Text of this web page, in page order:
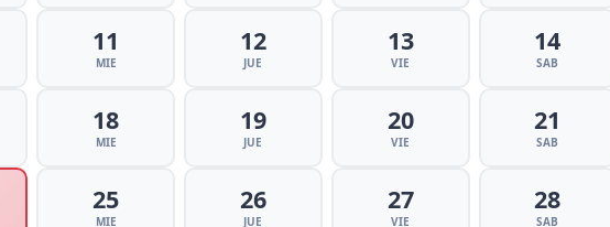
11
MIE
12
JUE
13
VIE
14
SAB
18
MIE
19
JUE
20
VIE
21
SAB
25
MIE
26
JUE
27
VIE
28
SAB